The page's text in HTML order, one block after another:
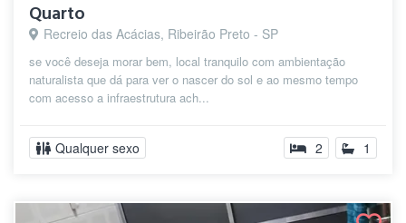
Quarto
Recreio das Acácias, Ribeirão Preto - SP
se você deseja morar bem, local tranquilo com ambientação
naturalista que dá para ver o nascer do sol e ao mesmo tempo
com acesso a infraestrutura ach...
Qualquer sexo 2 1